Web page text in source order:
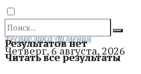
Результатов нет
Читать все результаты
Отправить
Республика Армения
Четверг, 6 августа, 2026